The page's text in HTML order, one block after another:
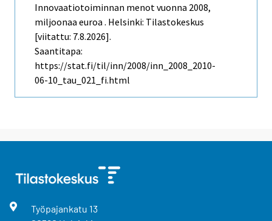
Innovaatiotoiminnan menot vuonna 2008,
miljoonaa euroa . Helsinki: Tilastokeskus
[viitattu: 7.8.2026].
Saantitapa:
https://stat.fi/til/inn/2008/inn_2008_2010-
06-10_tau_021_fi.html
Työpajankatu 13